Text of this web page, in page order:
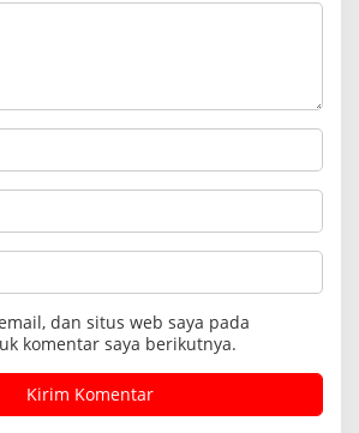
dan situs web saya pada
komentar saya berikutnya.